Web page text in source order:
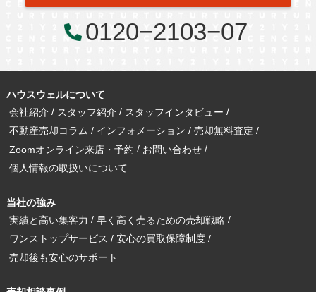
0120−2103−07
ハウスウェルについて
会社紹介
スタッフ紹介
スタッフインタビュー
不動産売却コラム
インフォメーション
売却無料査定
Zoomオンライン来店・予約
お問い合わせ
個人情報の取扱いについて
当社の強み
実績と高い集客力
早く高く売るための売却戦略
ワンストップサービス
安心の買取保障制度
売却後も安心のサポート